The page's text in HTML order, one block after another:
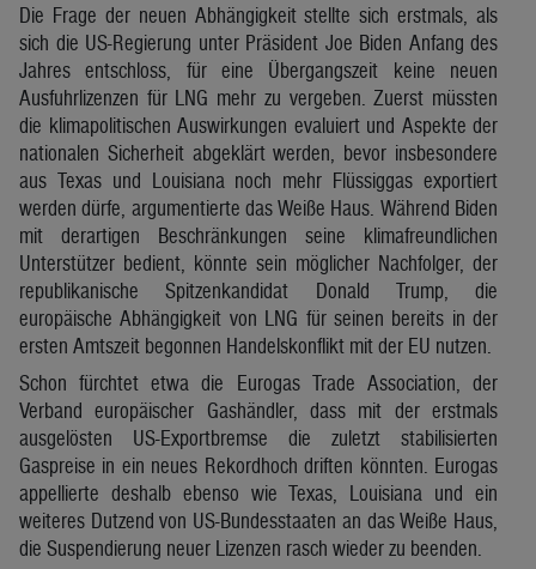
Die Frage der neuen Abhängigkeit stellte sich erstmals, als
sich die US-Regierung unter Präsident Joe Biden Anfang des
Jahres entschloss, für eine Übergangszeit keine neuen
Ausfuhrlizenzen für LNG mehr zu vergeben. Zuerst müssten
die klimapolitischen Auswirkungen evaluiert und Aspekte der
nationalen Sicherheit abgeklärt werden, bevor insbesondere
aus Texas und Louisiana noch mehr Flüssiggas exportiert
werden dürfe, argumentierte das Weiße Haus. Während Biden
mit derartigen Beschränkungen seine klimafreundlichen
Unterstützer bedient, könnte sein möglicher Nachfolger, der
republikanische Spitzenkandidat Donald Trump, die
europäische Abhängigkeit von LNG für seinen bereits in der
ersten Amtszeit begonnen Handelskonflikt mit der EU nutzen.
Schon fürchtet etwa die Eurogas Trade Association, der
Verband europäischer Gashändler, dass mit der erstmals
ausgelösten US-Exportbremse die zuletzt stabilisierten
Gaspreise in ein neues Rekordhoch driften könnten. Eurogas
appellierte deshalb ebenso wie Texas, Louisiana und ein
weiteres Dutzend von US-Bundesstaaten an das Weiße Haus,
die Suspendierung neuer Lizenzen rasch wieder zu beenden.